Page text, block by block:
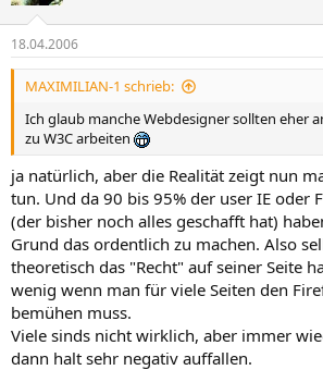
18.04.2006
MAXIMILIAN-1 schrieb:
Ich glaub manche Webdesigner sollten eher
zu W3C arbeiten
ja natürlich, aber die Realität zeigt nun
tun. Und da 90 bis 95% der user IE oder
(der bisher noch alles geschafft hat)
Grund das ordentlich zu machen. Also
theoretisch das "Recht" auf seiner Seite
wenig wenn man für viele Seiten den
bemühen muss.
Viele sinds nicht wirklich, aber immer
dann halt sehr negativ auffallen.